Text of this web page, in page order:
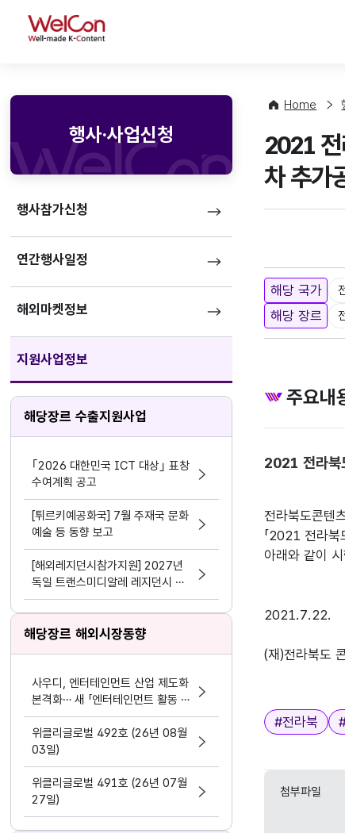
WelCon
행사·사업신청
행사참가신청
연간행사일정
해외마켓정보
지원사업정보
해당장르 수출지원사업
｢2026 대한민국 ICT 대상｣ 표창
수여계획 공고
[튀르키예공화국] 7월 주재국 문화
예술 등 동향 보고
[해외레지던시참가지원] 2027년
독일 트랜스미디알레 레지던시 참
가
해당장르 해외시장동향
사우디, 엔터테인먼트 산업 제도화
본격화… 새 「엔터테인먼트 활동 및
지원 활동법」 제정
위클리글로벌 492호 (26년 08월
03일)
위클리글로벌 491호 (26년 07월
27일)
Home
2021
차 추가
해당 국가
해당 장르
주요내
2021 전라북
전라북도콘텐
「2021 전라
아래와 같이
2021.7.22.
태그
#전라북
첨부파일